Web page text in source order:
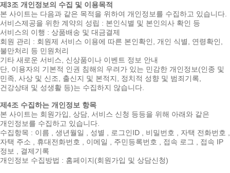
제3조 개인정보의 수집 및 이용목적
본 사이트는 다음과 같은 목적을 위하여 개인정보를 수집하고 있습니다.
서비스제공을 위한 계약의 성립 : 본인식별 및 본인의사 확인 등
서비스의 이행 : 상품배송 및 대금결제
회원 관리 : 회원제 서비스 이용에 따른 본인확인, 개인 식별, 연령확인,
불만처리 등 민원처리
기타 새로운 서비스, 신상품이나 이벤트 정보 안내
단, 이용자의 기본적 인권 침해의 우려가 있는 민감한 개인정보(인종 및
민족, 사상 및 신조, 출신지 및 본적지, 정치적 성향 및 범죄기록,
건강상태 및 성생활 등)는 수집하지 않습니다.
제4조 수집하는 개인정보 항목
본 사이트는 회원가입, 상담, 서비스 신청 등등을 위해 아래와 같은
개인정보를 수집하고 있습니다.
수집항목 : 이름 , 생년월일 , 성별 , 로그인ID , 비밀번호 , 자택 전화번호 ,
자택 주소 , 휴대전화번호 , 이메일 , 주민등록번호 , 접속 로그 , 접속 IP
정보 , 결제기록
개인정보 수집방법 : 홈페이지(회원가입 및 상담신청)